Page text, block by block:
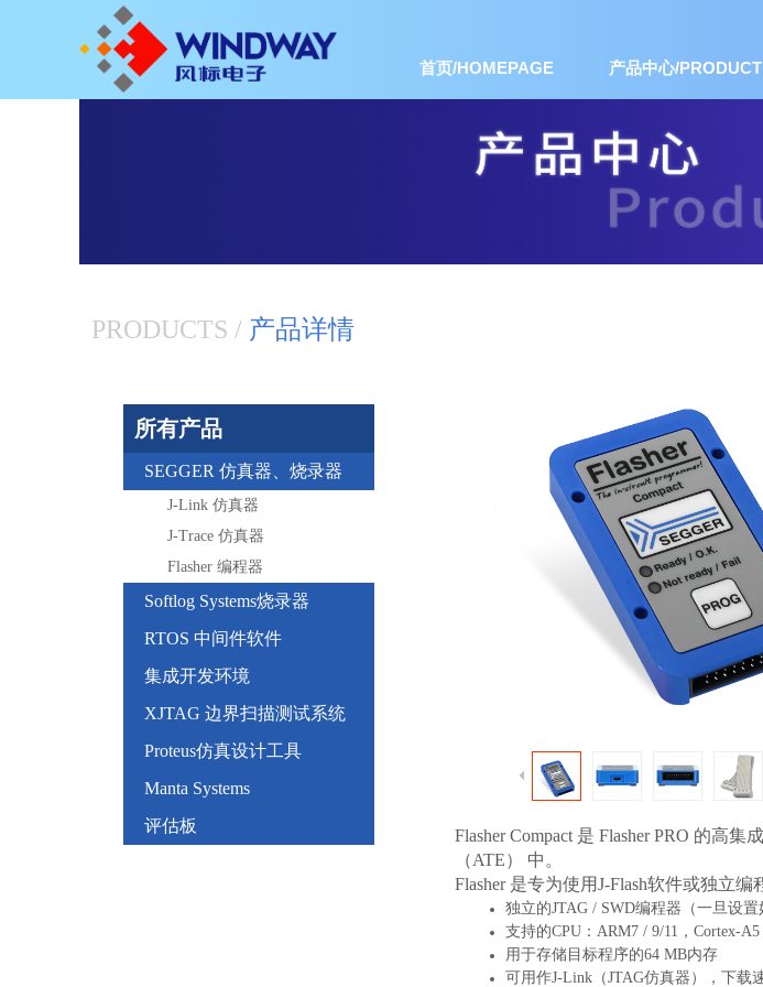
首页/HOMEPAGE 产品中心/PRODUCT
PRODUCTS / 产品详情
Flasher Compact 是 Flasher PRO 的高
（ATE） 中。
Flasher 是专为使用J-Flash软件或独立编
独立的JTAG / SWD编程器（一旦设置
支持的CPU：ARM7 / 9/11，Cortex-
用于存储目标程序的64 MB内存
可用作J-Link（JTAG仿真器），下载
所有产品
SEGGER 仿真器、烧录器
J-Link 仿真器
J-Trace 仿真器
Flasher 编程器
Softlog Systems烧录器
RTOS 中间件软件
集成开发环境
XJTAG 边界扫描测试系统
Proteus仿真设计工具
Manta Systems
评估板